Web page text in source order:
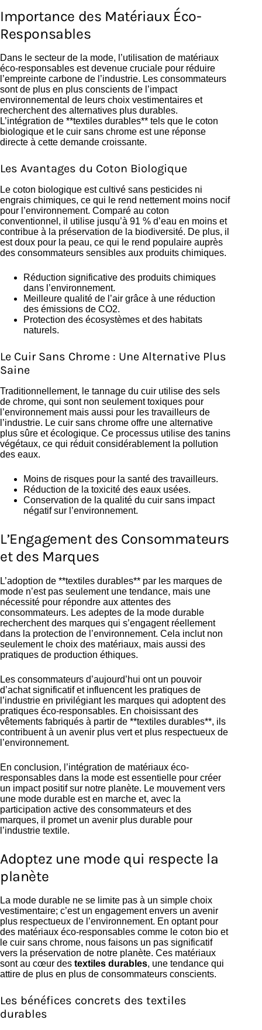
Importance des Matériaux Éco-
Responsables
Dans le secteur de la mode, l’utilisation de matériaux
éco-responsables est devenue cruciale pour réduire
l’empreinte carbone de l’industrie. Les consommateurs
sont de plus en plus conscients de l’impact
environnemental de leurs choix vestimentaires et
recherchent des alternatives plus durables.
L’intégration de **textiles durables** tels que le coton
biologique et le cuir sans chrome est une réponse
directe à cette demande croissante.
Les Avantages du Coton Biologique
Le coton biologique est cultivé sans pesticides ni
engrais chimiques, ce qui le rend nettement moins nocif
pour l’environnement. Comparé au coton
conventionnel, il utilise jusqu’à 91 % d’eau en moins et
contribue à la préservation de la biodiversité. De plus, il
est doux pour la peau, ce qui le rend populaire auprès
des consommateurs sensibles aux produits chimiques.
Réduction significative des produits chimiques
dans l’environnement.
Meilleure qualité de l’air grâce à une réduction
des émissions de CO2.
Protection des écosystèmes et des habitats
naturels.
Le Cuir Sans Chrome : Une Alternative Plus
Saine
Traditionnellement, le tannage du cuir utilise des sels
de chrome, qui sont non seulement toxiques pour
l’environnement mais aussi pour les travailleurs de
l’industrie. Le cuir sans chrome offre une alternative
plus sûre et écologique. Ce processus utilise des tanins
végétaux, ce qui réduit considérablement la pollution
des eaux.
Moins de risques pour la santé des travailleurs.
Réduction de la toxicité des eaux usées.
Conservation de la qualité du cuir sans impact
négatif sur l’environnement.
L’Engagement des Consommateurs
et des Marques
L’adoption de **textiles durables** par les marques de
mode n’est pas seulement une tendance, mais une
nécessité pour répondre aux attentes des
consommateurs. Les adeptes de la mode durable
recherchent des marques qui s’engagent réellement
dans la protection de l’environnement. Cela inclut non
seulement le choix des matériaux, mais aussi des
pratiques de production éthiques.
Les consommateurs d’aujourd’hui ont un pouvoir
d’achat significatif et influencent les pratiques de
l’industrie en privilégiant les marques qui adoptent des
pratiques éco-responsables. En choisissant des
vêtements fabriqués à partir de **textiles durables**, ils
contribuent à un avenir plus vert et plus respectueux de
l’environnement.
En conclusion, l’intégration de matériaux éco-
responsables dans la mode est essentielle pour créer
un impact positif sur notre planète. Le mouvement vers
une mode durable est en marche et, avec la
participation active des consommateurs et des
marques, il promet un avenir plus durable pour
l’industrie textile.
Adoptez une mode qui respecte la
planète
La mode durable ne se limite pas à un simple choix
vestimentaire; c’est un engagement envers un avenir
plus respectueux de l’environnement. En optant pour
des matériaux éco-responsables comme le coton bio et
le cuir sans chrome, nous faisons un pas significatif
vers la préservation de notre planète. Ces matériaux
sont au cœur des textiles durables, une tendance qui
attire de plus en plus de consommateurs conscients.
Les bénéfices concrets des textiles
durables